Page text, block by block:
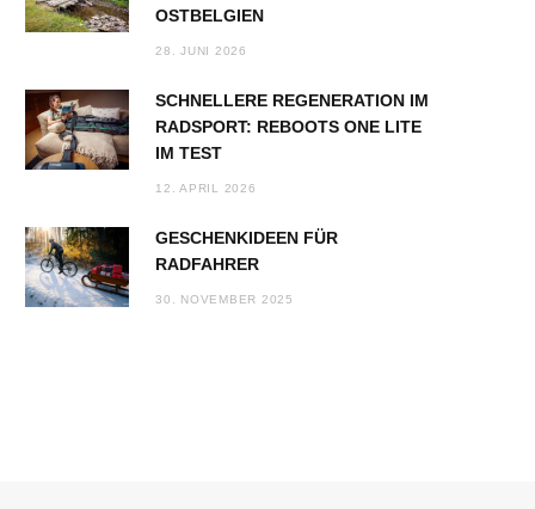
OSTBELGIEN
28. JUNI 2026
SCHNELLERE REGENERATION IM
RADSPORT: REBOOTS ONE LITE
IM TEST
12. APRIL 2026
GESCHENKIDEEN FÜR
RADFAHRER
30. NOVEMBER 2025